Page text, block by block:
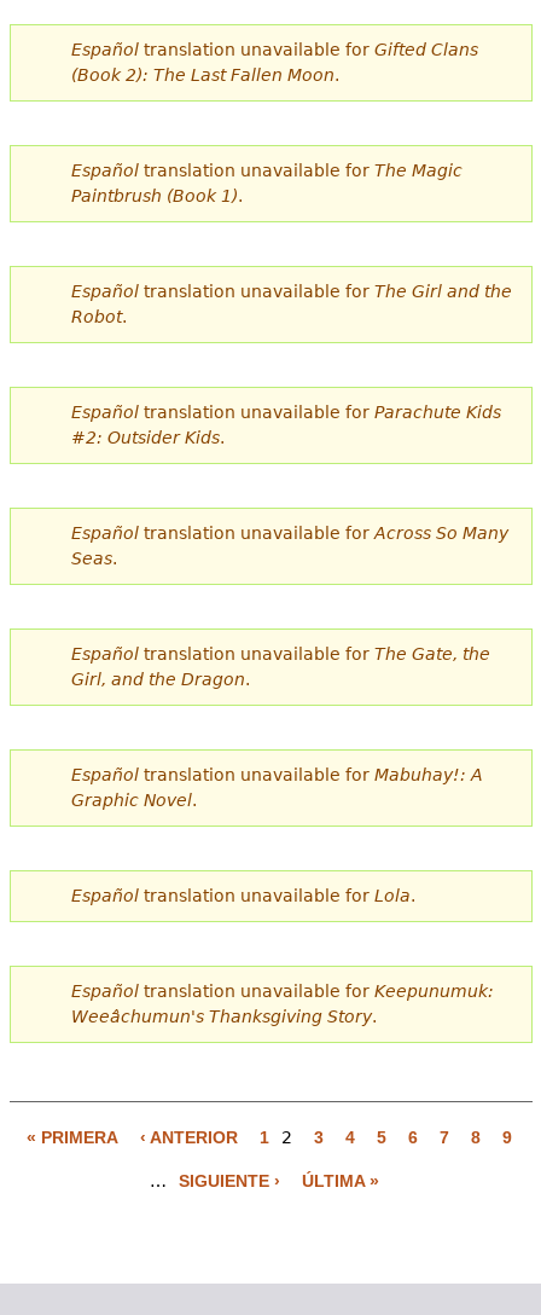
Más recursos
e
t
á
q
u
Españoltranslation unavailable for Gifted Clans
(Book 2): The Last Fallen Moon.
Españoltranslation unavailable for The Magic
Paintbrush (Book 1).
Españoltranslation unavailable for The Girl and the
Robot.
Españoltranslation unavailable for Parachute Kids
#2: Outsider Kids.
Españoltranslation unavailable for Across So Many
Seas.
Españoltranslation unavailable for The Gate, the
Girl, and the Dragon.
Españoltranslation unavailable for Mabuhay!: A
Graphic Novel.
Españoltranslation unavailable for Lola.
Españoltranslation unavailable for Keepunumuk:
Weeâchumun's Thanksgiving Story.
i
« PRIMERA ‹ ANTERIOR 1 2 3 4 5 6 7 8 9
… SIGUIENTE › ÚLTIMA »